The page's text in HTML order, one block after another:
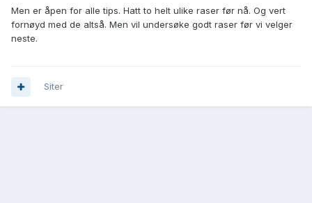
Men er åpen for alle tips. Hatt to helt ulike raser før nå. Og vert
fornøyd med de altså. Men vil undersøke godt raser før vi velger
neste.
Siter